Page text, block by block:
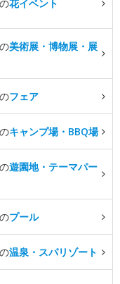
花イベント
美術展・博物展・展
フェア
キャンプ場・BBQ場
遊園地・テーマパー
プール
温泉・スパリゾート